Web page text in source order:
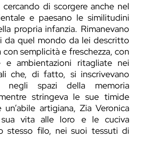
di scorgere anche nel
e paesano le similitudini
propria infanzia. Rimanevano
da quel mondo da lei descritto
con semplicità e freschezza, con
e ambientazioni ritagliate nei
che, di fatto, si inscrivevano
negli spazi della memoria
stringeva le sue timide
un’abile artigiana, Zia Veronica
sua vita alle loro e le cuciva
stesso filo, nei suoi tessuti di